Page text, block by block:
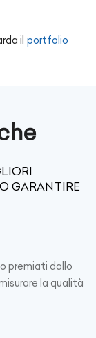
il portfolio
GARANTIRE
premiati dallo
la qualità